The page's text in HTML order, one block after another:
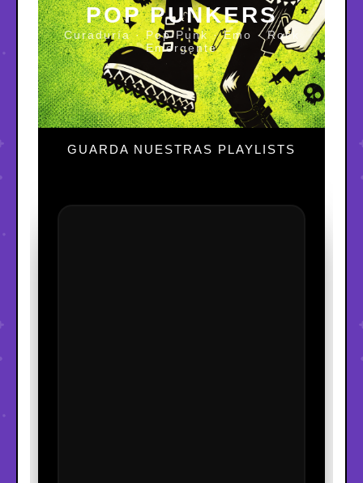
POP PUNKERS
Curaduría · Pop Punk · Emo · Rock
Emergente
GUARDA NUESTRAS PLAYLISTS